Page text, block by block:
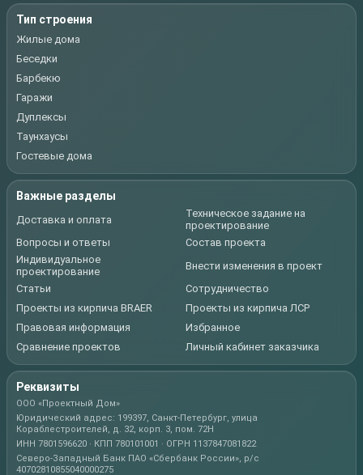
Тип строения
Жилые дома
Беседки
Барбекю
Гаражи
Дуплексы
Таунхаусы
Гостевые дома
Важные разделы
Доставка и оплата
Техническое задание на
проектирование
Вопросы и ответы
Состав проекта
Индивидуальное
проектирование
Внести изменения в проект
Статьи
Сотрудничество
Проекты из кирпича BRAER
Проекты из кирпича ЛСР
Правовая информация
Избранное
Сравнение проектов
Личный кабинет заказчика
Реквизиты
ООО «Проектный Дом»
Юридический адрес: 199397, Санкт-Петербург, улица
Кораблестроителей, д. 32, корп. 3, пом. 72Н
ИНН 7801596620 · КПП 780101001 · ОГРН 1137847081822
Северо-Западный Банк ПАО «Сбербанк России», р/с
40702810855040000275